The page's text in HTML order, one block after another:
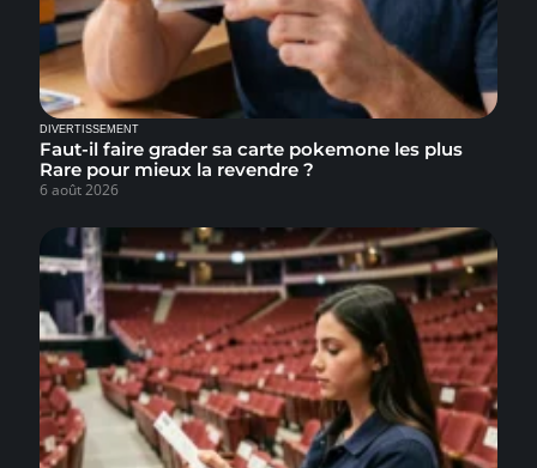
DIVERTISSEMENT
Faut-il faire grader sa carte pokemone les plus
Rare pour mieux la revendre ?
6 août 2026